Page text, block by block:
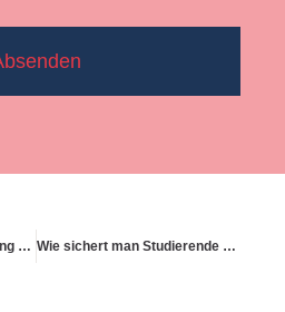
Was eine Invaliditätsleistung bedeutet Wie sichert man Studierende gegen BU ab?